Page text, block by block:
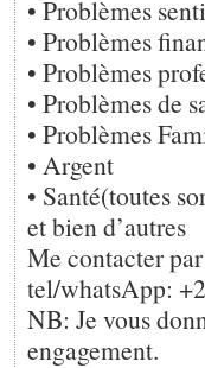
• Problèmes
• Problèmes
• Problèmes
• Problèmes de
• Problèmes
• Argent
• Santé(toutes
et bien d’autres
Me contacter
tel/whatsApp:
NB: Je vous
engagement.